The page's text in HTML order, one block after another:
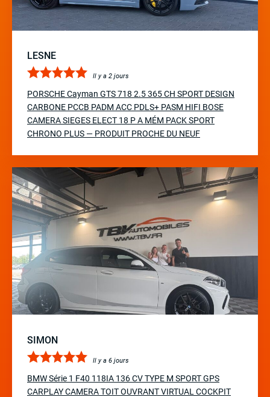
LESNE
Il y a 2 jours
PORSCHE Cayman GTS 718 2.5 365 CH SPORT DESIGN
CARBONE PCCB PADM ACC PDLS+ PASM HIFI BOSE
CAMERA SIEGES ELECT 18 P A MÉM PACK SPORT
CHRONO PLUS — PRODUIT PROCHE DU NEUF
SIMON
Il y a 6 jours
BMW Série 1 F40 118IA 136 CV TYPE M SPORT GPS
CARPLAY CAMERA TOIT OUVRANT VIRTUAL COCKPIT